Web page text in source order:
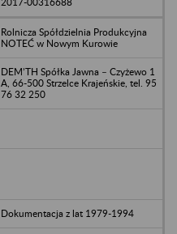
Rolnicza Spółdzielnia Produkcyjna
NOTEĆ w Nowym Kurowie
DEM’TH Spółka Jawna – Czyżewo 1
A, 66-500 Strzelce Krajeńskie, tel. 95
76 32 250
Dokumentacja z lat 1979-1994